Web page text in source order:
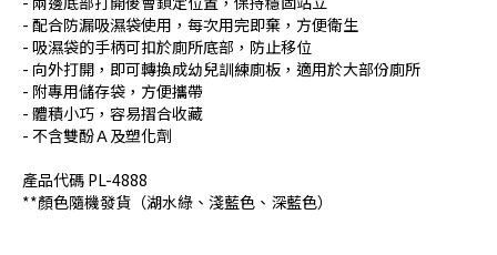
- 配合防漏吸濕袋使用，每次用完即棄，方便衛生
- 吸濕袋的手柄可扣於廁所底部，防止移位
- 向外打開，即可轉換成幼兒訓練廁板，適用於大部份廁所
- 附專用儲存袋，方便攜帶
- 體積小巧，容易摺合收藏
- 不含雙酚Ａ及塑化劑
產品代碼 PL-4888
**顏色隨機發貨（湖水綠、淺藍色、深藍色）